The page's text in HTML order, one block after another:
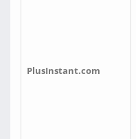
PlusInstant.com